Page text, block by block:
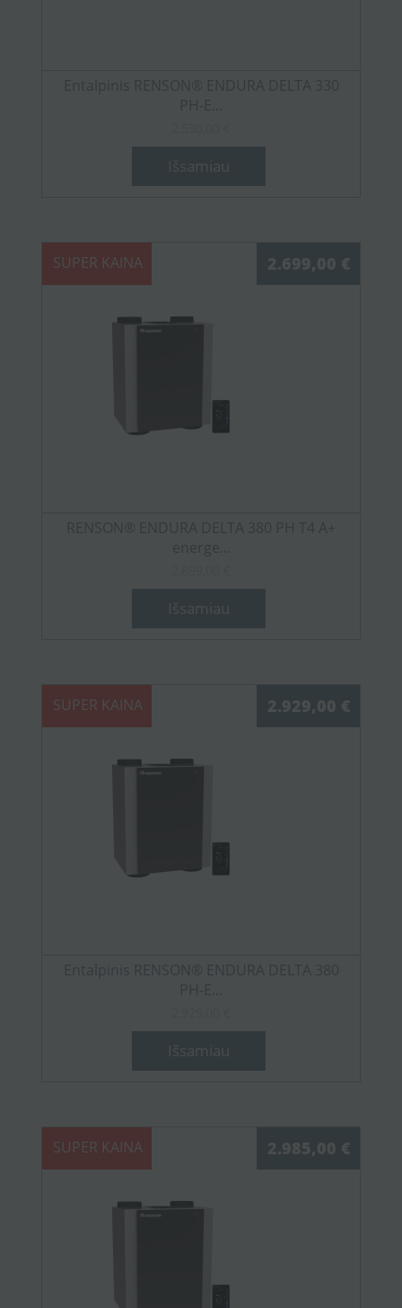
Entalpinis RENSON® ENDURA DELTA 330
PH-E...
Išsamiau
SUPER KAINA 2.699,00 €
RENSON® ENDURA DELTA 380 PH T4 A+
energe...
Išsamiau
SUPER KAINA 2.929,00 €
Entalpinis RENSON® ENDURA DELTA 380
PH-E...
Išsamiau
SUPER KAINA 2.985,00 €